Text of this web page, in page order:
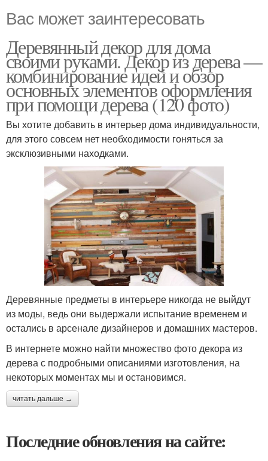
Вас может заинтересовать
Деревянный декор для дома
своими руками. Декор из дерева —
комбинирование идей и обзор
основных элементов оформления
при помощи дерева (120 фото)
Вы хотите добавить в интерьер дома индивидуальности,
для этого совсем нет необходимости гоняться за
эксклюзивными находками.
Деревянные предметы в интерьере никогда не выйдут
из моды, ведь они выдержали испытание временем и
остались в арсенале дизайнеров и домашних мастеров.
В интернете можно найти множество фото декора из
дерева с подробными описаниями изготовления, на
некоторых моментах мы и остановимся.
читать дальше →
Последние обновления на сайте: